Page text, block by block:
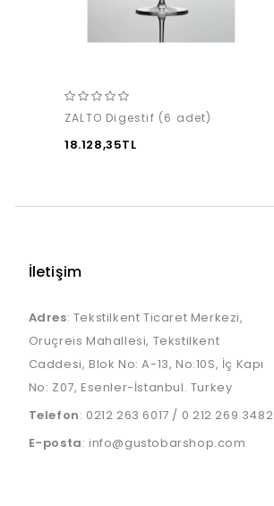
ZALTO Digestif (6 adet)
18.128,35TL
İletişim
Adres: Tekstilkent Ticaret Merkezi,
Oruçreis Mahallesi, Tekstilkent
Caddesi, Blok No: A-13, No:10S, İç Kapı
No: Z07, Esenler-İstanbul. Turkey
Telefon: 0212 263 6017 / 0 212 269 3482
E-posta:info@gustobarshop.com